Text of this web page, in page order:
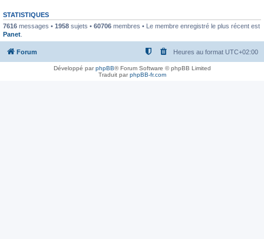
STATISTIQUES
7616 messages • 1958 sujets • 60706 membres • Le membre enregistré le plus récent est
Panet
Forum Heures au format UTC+02:00
Développé parphpBB® Forum Software © phpBB Limited
Traduit parphpBB-fr.com